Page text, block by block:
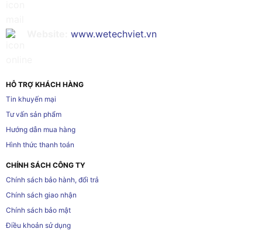
www.wetechviet.vn
HỖ TRỢ KHÁCH HÀNG
Tin khuyến mại
Tư vấn sản phẩm
Hướng dẫn mua hàng
Hình thức thanh toán
CHÍNH SÁCH CÔNG TY
Chính sách bảo hành, đổi trả
Chính sách giao nhận
Chính sách bảo mật
Điều khoản sử dụng